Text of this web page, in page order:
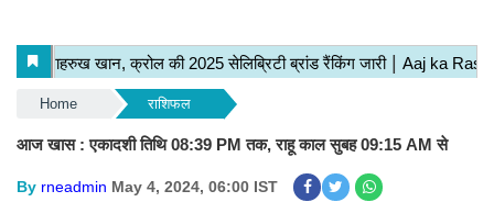
Home राशिफल
आज खास : एकादशी तिथि 08:39 PM तक, राहू काल सुबह 09:15 AM से
By rneadmin May 4, 2024, 06:00 IST